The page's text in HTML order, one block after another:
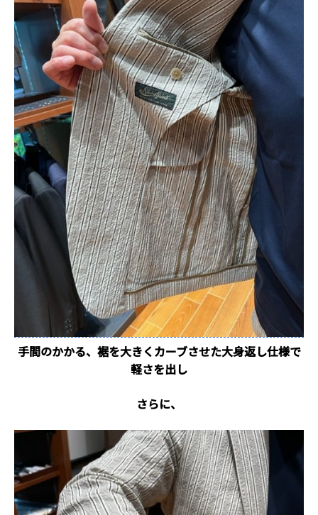
手間のかかる、裾を大きくカーブさせた大身返し仕様で
軽さを出し
さらに、